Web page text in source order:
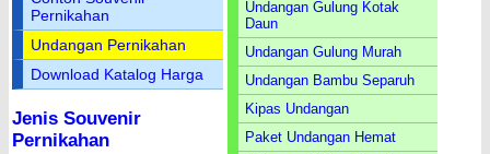
Pernikahan
Undangan Pernikahan
Download Katalog Harga
Jenis Souvenir
Pernikahan
Undangan Gulung Kotak
Daun
Undangan Gulung Murah
Undangan Bambu Separuh
Kipas Undangan
Paket Undangan Hemat